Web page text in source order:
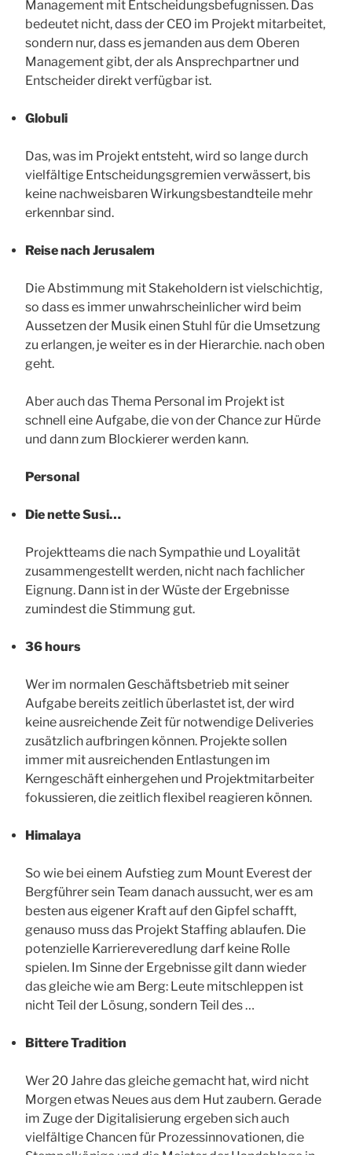
Management mit Entscheidungsbefugnissen. Das
bedeutet nicht, dass der CEO im Projekt mitarbeitet,
sondern nur, dass es jemanden aus dem Oberen
Management gibt, der als Ansprechpartner und
Entscheider direkt verfügbar ist.
Globuli
Das, was im Projekt entsteht, wird so lange durch
vielfältige Entscheidungsgremien verwässert, bis
keine nachweisbaren Wirkungsbestandteile mehr
erkennbar sind.
Reise nach Jerusalem
Die Abstimmung mit Stakeholdern ist vielschichtig,
so dass es immer unwahrscheinlicher wird beim
Aussetzen der Musik einen Stuhl für die Umsetzung
zu erlangen, je weiter es in der Hierarchie. nach oben
geht.
Aber auch das Thema Personal im Projekt ist
schnell eine Aufgabe, die von der Chance zur Hürde
und dann zum Blockierer werden kann.
Personal
Die nette Susi…
Projektteams die nach Sympathie und Loyalität
zusammengestellt werden, nicht nach fachlicher
Eignung. Dann ist in der Wüste der Ergebnisse
zumindest die Stimmung gut.
36 hours
Wer im normalen Geschäftsbetrieb mit seiner
Aufgabe bereits zeitlich überlastet ist, der wird
keine ausreichende Zeit für notwendige Deliveries
zusätzlich aufbringen können. Projekte sollen
immer mit ausreichenden Entlastungen im
Kerngeschäft einhergehen und Projektmitarbeiter
fokussieren, die zeitlich flexibel reagieren können.
Himalaya
So wie bei einem Aufstieg zum Mount Everest der
Bergführer sein Team danach aussucht, wer es am
besten aus eigener Kraft auf den Gipfel schafft,
genauso muss das Projekt Staffing ablaufen. Die
potenzielle Karriereveredlung darf keine Rolle
spielen. Im Sinne der Ergebnisse gilt dann wieder
das gleiche wie am Berg: Leute mitschleppen ist
nicht Teil der Lösung, sondern Teil des …
Bittere Tradition
Wer 20 Jahre das gleiche gemacht hat, wird nicht
Morgen etwas Neues aus dem Hut zaubern. Gerade
im Zuge der Digitalisierung ergeben sich auch
vielfältige Chancen für Prozessinnovationen, die